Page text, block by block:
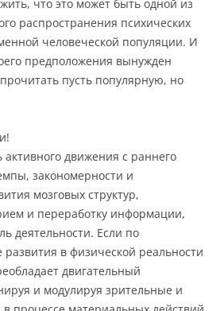
что это может быть одной из
распространения психических
человеческой популяции. И
предположения вынужден
пусть популярную, но
активного движения с раннего
закономерности и
мозговых структур,
и переработку информации,
деятельности. Если по
развития в физической реальности
двигательный
и модулируя зрительные и